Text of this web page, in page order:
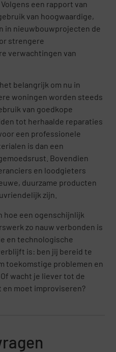
een rapport van
van hoogwaardige,
in nieuwbouwprojecten de
strengere
verwachtingen van
belangrijk om nu in
woningen worden steeds
van goedkope
tot herhaalde reparaties
een professionele
is dan een
Bovendien
en loodgieters
duurzame producten
zijn.
hoe een ogenschijnlijk
zo nauw verbonden is
en technologische
is: ben jij bereid te
toekomstige problemen en
wacht je liever tot de
en moet improviseren?